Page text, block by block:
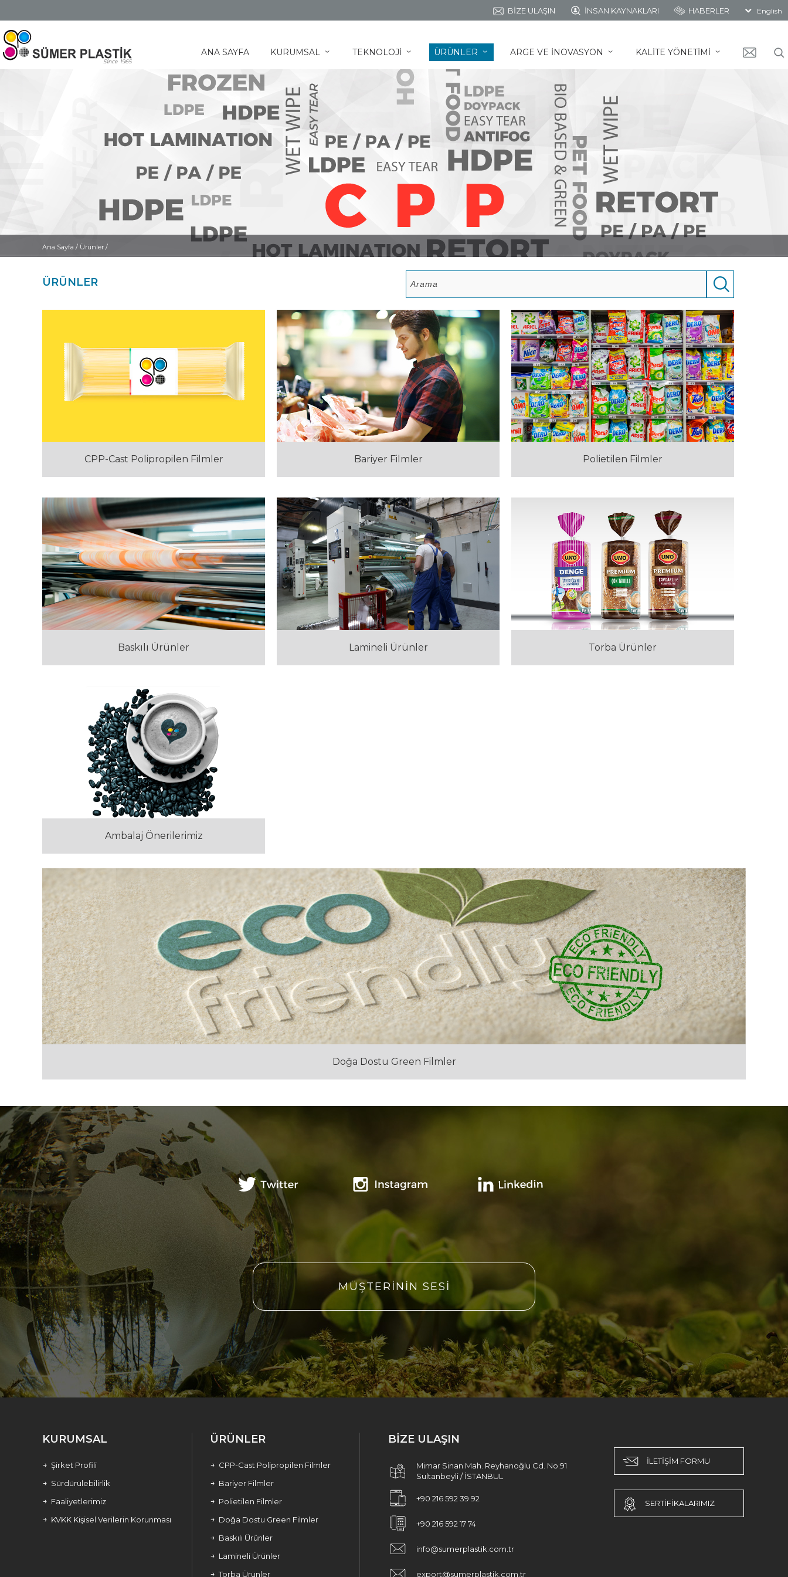
BİZE ULAŞIN İNSAN KAYNAKLARI HABERLER English
ANA SAYFA KURUMSAL ˇ TEKNOLOJİ ˇ ÜRÜNLER ˇ ARGE VE İNOVASYON ˇ KALİTE YÖNETİMİ ˇ
Ana Sayfa / Ürünler /
ÜRÜNLER
CPP-Cast Polipropilen Filmler Bariyer Filmler Polietilen Filmler
Baskılı Ürünler Lamineli Ürünler Torba Ürünler
Ambalaj Önerilerimiz
Doğa Dostu Green Filmler
MÜŞTERİNİN SESİ
KURUMSAL
Şirket Profili
Sürdürülebilirlik
Faaliyetlerimiz
KVKK Kişisel Verilerin Korunması
ÜRÜNLER
CPP-Cast Polipropilen Filmler
Bariyer Filmler
Polietilen Filmler
Doğa Dostu Green Filmler
Baskılı Ürünler
Lamineli Ürünler
Torba Ürünler
BİZE ULAŞIN
Mimar Sinan Mah. Reyhanoğlu Cd. No:91
Sultanbeyli / İSTANBUL
+90 216 592 39 92
+90 216 592 17 74
info@sumerplastik.com.tr
export@sumerplastik.com.tr
İLETİŞİM FORMU
SERTİFİKALARIMIZ